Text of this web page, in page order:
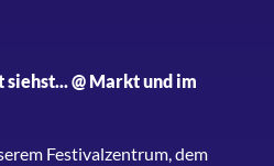
siehst... @ Markt und im
Festivalzentrum, dem